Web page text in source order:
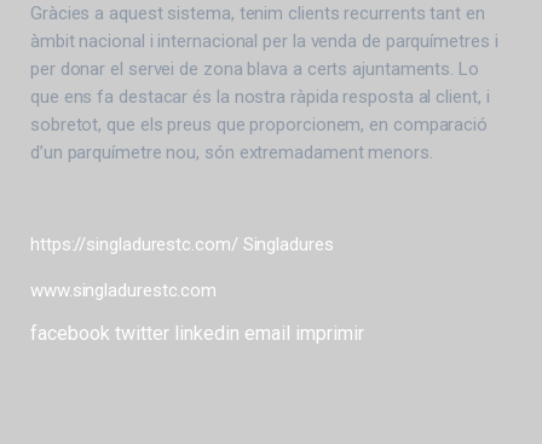
Gràcies a aquest sistema, tenim clients recurrents tant en
àmbit nacional i internacional per la venda de parquímetres i
per donar el servei de zona blava a certs ajuntaments. Lo
que ens fa destacar és la nostra ràpida resposta al client, i
sobretot, que els preus que proporcionem, en comparació
d’un parquímetre nou, són extremadament menors.
https://singladurestc.com/ Singladures
www.singladurestc.com
facebook twitter linkedin email imprimir